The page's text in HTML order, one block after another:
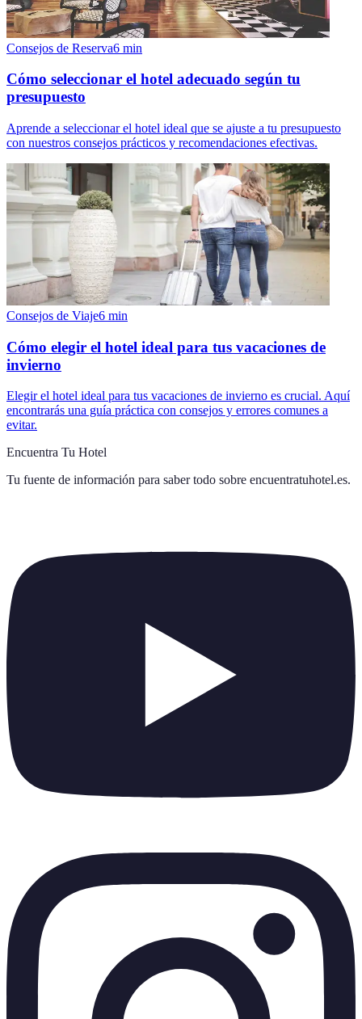
Consejos de Reserva6 min
Cómo seleccionar el hotel adecuado según tu
presupuesto
Aprende a seleccionar el hotel ideal que se ajuste a tu presupuesto
con nuestros consejos prácticos y recomendaciones efectivas.
Consejos de Viaje6 min
Cómo elegir el hotel ideal para tus vacaciones de
invierno
Elegir el hotel ideal para tus vacaciones de invierno es crucial. Aquí
encontrarás una guía práctica con consejos y errores comunes a
evitar.
Encuentra Tu Hotel
Tu fuente de información para saber todo sobre encuentratuhotel.es.